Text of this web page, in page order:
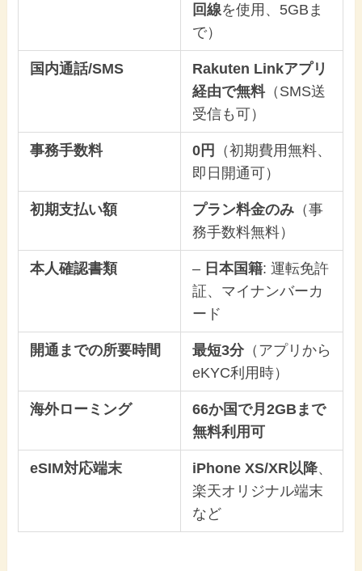
回線を使用、5GBま
で）
国内通話/SMS
Rakuten Linkアプリ
経由で無料（SMS送
受信も可）
事務手数料 0円
（初期費用無料、
即日開通可）
初期支払い額 プラン料金のみ（事
務手数料無料）
本人確認書類 – 日本国籍: 運転免許
証、マイナンバーカ
ード
開通までの所要時間 最短3分（アプリから
eKYC利用時）
海外ローミング
66か国で月2GBまで
無料利用可
eSIM対応端末 iPhone XS/XR以降、
楽天オリジナル端末
など